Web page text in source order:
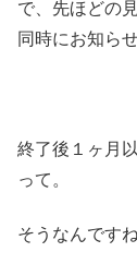
で、先ほどの
同時にお知ら
終了後１ヶ月
って。
そうなんですね